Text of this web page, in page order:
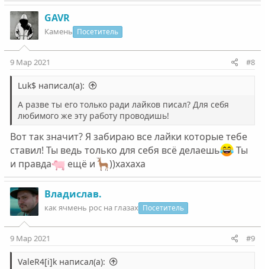
GAVR
Камень Посетитель
9 Мар 2021 #8
Luk$ написал(а):
А разве ты его только ради лайков писал? Для себя
любимого же эту работу проводишь!
Вот так значит? Я забираю все лайки которые тебе
ставил! Ты ведь только для себя всё делаешь
Ты
и правда
ещё и ))хахаха
Владислав.
как ячмень рос на глазах Посетитель
9 Мар 2021 #9
ValeR4[i]k написал(а):